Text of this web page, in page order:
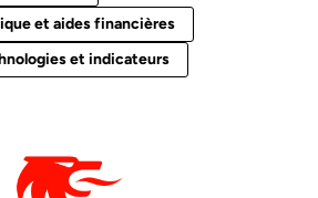
et aides financières
et indicateurs